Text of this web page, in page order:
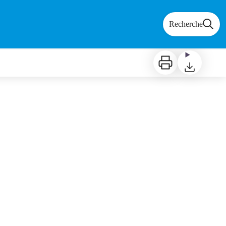
Recherche
Imprimer Télécharger